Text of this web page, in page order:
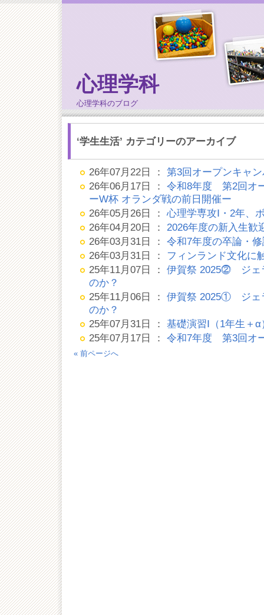
心理学科
心理学科のブログ
‘学生生活’ カテゴリーのアーカイブ
26年07月22日 ： 第3回オープンキャ
26年06月17日 ： 令和8年度 第2回オ
ーW杯 オランダ戦の前日開催ー
26年05月26日 ： 心理学専攻Ⅰ・2年、
26年04月20日 ： 2026年度の新入生歓
26年03月31日 ： 令和7年度の卒論・
26年03月31日 ： フィンランド文化に
25年11月07日 ： 伊賀祭 2025⓶ ジェ
のか？
25年11月06日 ： 伊賀祭 2025① ジェ
のか？
25年07月31日 ： 基礎演習Ⅰ（1年生＋
25年07月17日 ： 令和7年度 第3回オ
« 前ページへ